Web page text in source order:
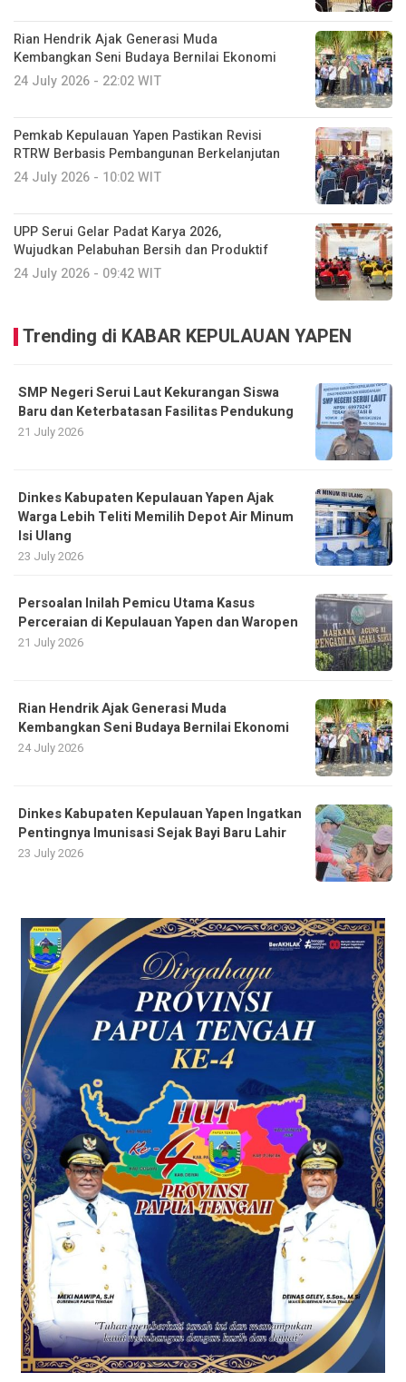
Rian Hendrik Ajak Generasi Muda
Kembangkan Seni Budaya Bernilai Ekonomi
24 July 2026 - 22:02 WIT
Pemkab Kepulauan Yapen Pastikan Revisi
RTRW Berbasis Pembangunan Berkelanjutan
24 July 2026 - 10:02 WIT
UPP Serui Gelar Padat Karya 2026,
Wujudkan Pelabuhan Bersih dan Produktif
24 July 2026 - 09:42 WIT
Trending di KABAR KEPULAUAN YAPEN
SMP Negeri Serui Laut Kekurangan Siswa
Baru dan Keterbatasan Fasilitas Pendukung
21 July 2026
Dinkes Kabupaten Kepulauan Yapen Ajak
Warga Lebih Teliti Memilih Depot Air Minum
Isi Ulang
23 July 2026
Persoalan Inilah Pemicu Utama Kasus
Perceraian di Kepulauan Yapen dan Waropen
21 July 2026
Rian Hendrik Ajak Generasi Muda
Kembangkan Seni Budaya Bernilai Ekonomi
24 July 2026
Dinkes Kabupaten Kepulauan Yapen Ingatkan
Pentingnya Imunisasi Sejak Bayi Baru Lahir
23 July 2026